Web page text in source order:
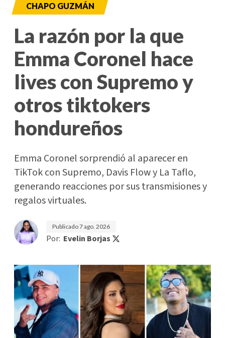
CHAPO GUZMÁN
La razón por la que
Emma Coronel hace
lives con Supremo y
otros tiktokers
hondureños
Emma Coronel sorprendió al aparecer en
TikTok con Supremo, Davis Flow y La Taflo,
generando reacciones por sus transmisiones y
regalos virtuales.
Publicado7 ago. 2026
Por: Evelin Borjas